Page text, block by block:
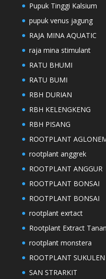
Pupuk Tinggi Kalsium
pupuk venus jagung
RAJA MINA AQUATIC
raja mina stimulant
RATU BHUMI
RATU BUMI
RBH DURIAN
RBH KELENGKENG
RBH PISANG
ROOTPLANT
rootplant anggrek
ROOTPLANT ANGGUR
ROOTPLANT BONSAI
ROOTPLANT BONSAI
rootplant exrtact
Rootplant Extract
rootplant monstera
ROOTPLANT SUKULEN
SAN STRARKIT